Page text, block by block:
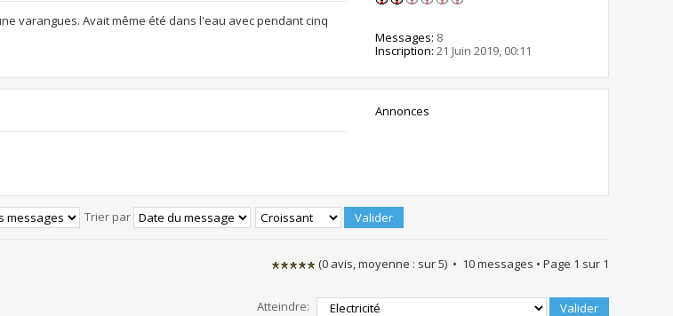
varangues. Avait même été dans l'eau avec pendant cinq
Messages: 8
Inscription: 21 Juin 2019, 00:11
Annonces
Trier par
(0 avis, moyenne : sur5) • 10 messages • Page 1 sur 1
Atteindre: